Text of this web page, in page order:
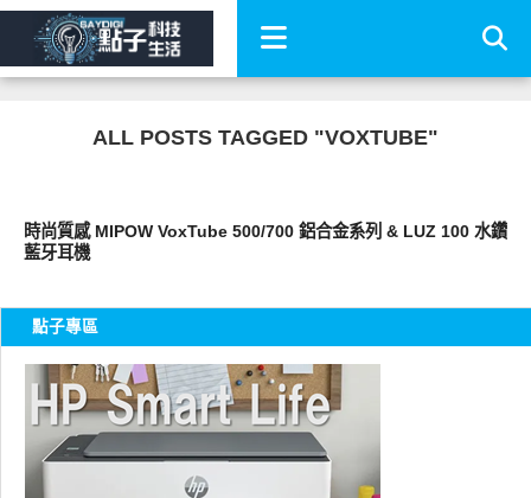
ALL POSTS TAGGED "VOXTUBE"
時尚質感 MIPOW VoxTube 500/700 鋁合金系列 & LUZ 100 水鑽
藍牙耳機
點子專區